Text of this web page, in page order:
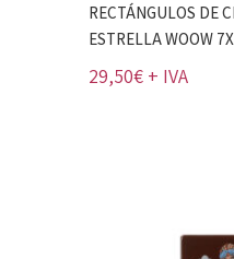
RECTÁNGULOS DE
ESTRELLA WOOW
29,50€ + IVA